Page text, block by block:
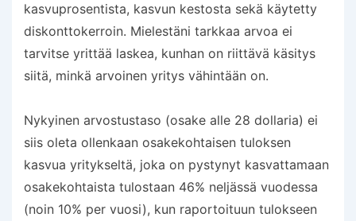
kasvuprosentista, kasvun kestosta sekä käytetty
diskonttokerroin. Mielestäni tarkkaa arvoa ei
tarvitse yrittää laskea, kunhan on riittävä käsitys
siitä, minkä arvoinen yritys vähintään on.
Nykyinen arvostustaso (osake alle 28 dollaria) ei
siis oleta ollenkaan osakekohtaisen tuloksen
kasvua yritykseltä, joka on pystynyt kasvattamaan
osakekohtaista tulostaan 46% neljässä vuodessa
(noin 10% per vuosi), kun raportoituun tulokseen